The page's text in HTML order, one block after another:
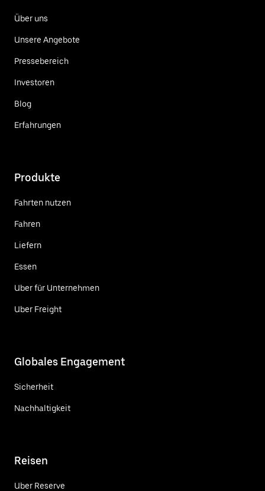
Über uns
Unsere Angebote
Pressebereich
Investoren
Blog
Erfahrungen
Produkte
Fahrten nutzen
Fahren
Liefern
Essen
Uber für Unternehmen
Uber Freight
Globales Engagement
Sicherheit
Nachhaltigkeit
Reisen
Uber Reserve